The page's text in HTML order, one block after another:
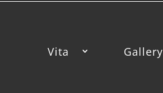
Vita Gallery